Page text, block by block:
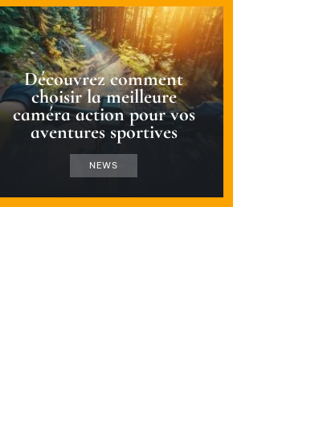
Découvrez comment
choisir la meilleure
caméra action pour vos
aventures sportives
NEWS